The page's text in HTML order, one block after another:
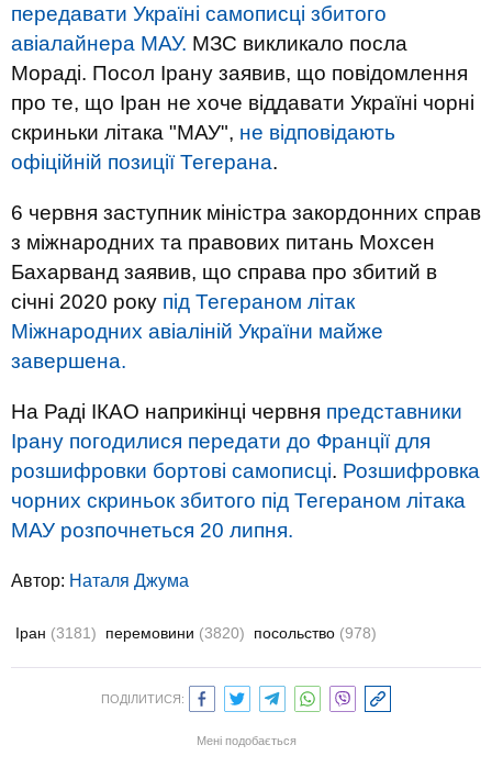
передавати Україні самописці збитого
авіалайнера МАУ. МЗС викликало посла
Мораді. Посол Ірану заявив, що повідомлення
про те, що Іран не хоче віддавати Україні чорні
скриньки літака "МАУ", не відповідають
офіційній позиції Тегерана.
6 червня заступник міністра закордонних справ
з міжнародних та правових питань Мохсен
Бахарванд заявив, що справа про збитий в
січні 2020 року під Тегераном літак
Міжнародних авіаліній України майже
завершена.
На Раді ІКАО наприкінці червня представники
Ірану погодилися передати до Франції для
розшифровки бортові самописці. Розшифровка
чорних скриньок збитого під Тегераном літака
МАУ розпочнеться 20 липня.
Автор: Наталя Джума
Іран (3181) перемовини (3820) посольство (978)
ПОДІЛИТИСЯ:
Мені подобається